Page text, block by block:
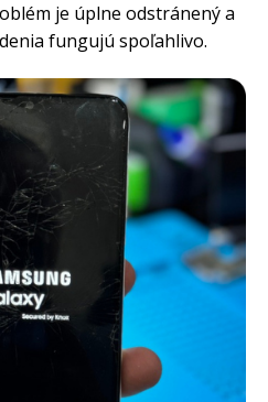
je úplne odstránený a
fungujú spoľahlivo.